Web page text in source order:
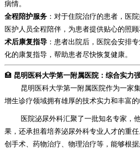
病情。
全程陪护服务：对于住院治疗的患者，医
医护人员全程陪伴，为患者提供贴心的照顾
术后康复指导：患者出院后，医院会安排
化的康复指导，帮助患者尽快恢复健康。
🏥 昆明医科大学第一附属医院：综合实力
昆明医科大学第一附属医院作为一家
增生诊疗领域拥有雄厚的技术实力和丰富的
医院泌尿外科汇聚了一批知名专家，
果，还承担着培养泌尿外科专业人才的重
创手术、药物治疗、物理治疗等，能够根